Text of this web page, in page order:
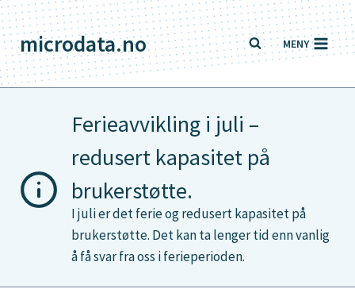
Skip
to
contentmicrodata.no MENY
Ferieavvikling i juli –
redusert kapasitet på
brukerstøtte.
I juli er det ferie og redusert kapasitet på
brukerstøtte. Det kan ta lenger tid enn vanlig
å få svar fra oss i ferieperioden.